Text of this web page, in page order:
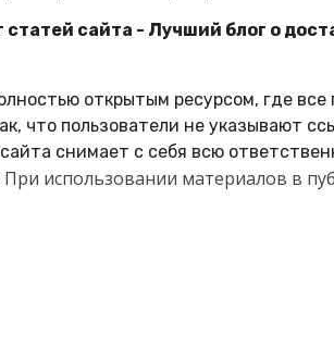
статей сайта - Лучший блог о
открытым ресурсом, где
что пользователи не указывают
снимает с себя всю
использовании материалов в